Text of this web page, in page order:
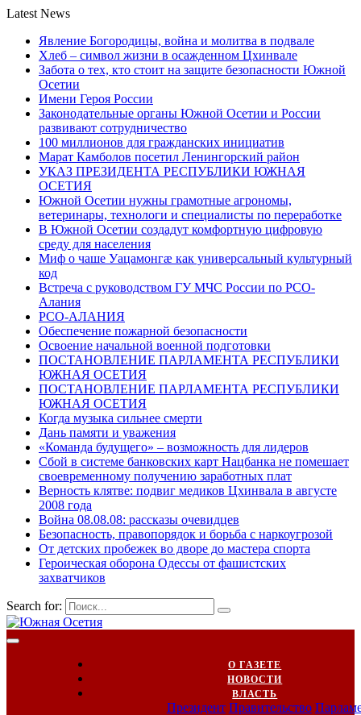
Latest News
Явление Богородицы, война и молитва в подвале
Хлеб – символ жизни в осажденном Цхинвале
Забота о тех, кто стоит на защите безопасности Южной
Осетии
Имени Героя России
Законодательные органы Южной Осетии и России
развивают сотрудничество
100 миллионов для гражданских инициатив
Марат Камболов посетил Ленингорский район
УКАЗ ПРЕЗИДЕНТА РЕСПУБЛИКИ ЮЖНАЯ
ОСЕТИЯ
Южной Осетии нужны грамотные агрономы,
ветеринары, технологи и специалисты по переработке
В Южной Осетии создадут комфортную цифровую
среду для населения
Миф о чаше Уацамонгæ как универсальный культурный
код
Встреча с руководством ГУ МЧС России по РСО-
Алания
РСО-АЛАНИЯ
Обеспечение пожарной безопасности
Освоение начальной военной подготовки
ПОСТАНОВЛЕНИЕ ПАРЛАМЕНТА РЕСПУБЛИКИ
ЮЖНАЯ ОСЕТИЯ
ПОСТАНОВЛЕНИЕ ПАРЛАМЕНТА РЕСПУБЛИКИ
ЮЖНАЯ ОСЕТИЯ
Когда музыка сильнее смерти
Дань памяти и уважения
«Команда будущего» – возможность для лидеров
Сбой в системе банковских карт Нацбанка не помешает
своевременному получению заработных плат
Верность клятве: подвиг медиков Цхинвала в августе
2008 года
Война 08.08.08: рассказы очевидцев
Безопасность, правопорядок и борьба с наркоугрозой
От детских пробежек во дворе до мастера спорта
Героическая оборона Одессы от фашистских
захватчиков
Search for:
О ГАЗЕТЕ
НОВОСТИ
ВЛАСТЬ
Президент Правительство